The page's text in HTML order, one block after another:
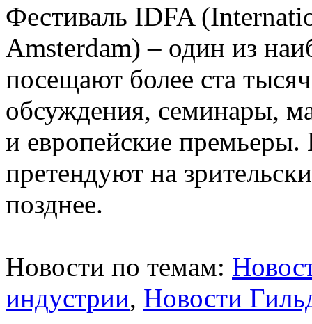
Фестиваль IDFA
Amsterdam) – один из
посещают более ста
обсуждения, семинары,
и европейские премьеры.
претендуют на
позднее.
Новости по темам:
индустрии, Новости